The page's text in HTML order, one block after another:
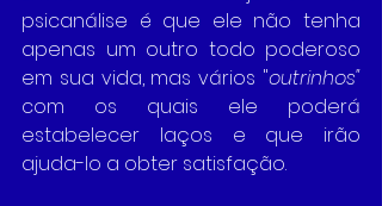
psicanálise é que ele não tenha
apenas um outro todo poderoso
em sua vida, mas vários "outrinhos"
com os quais ele poderá
estabelecer laços e que irão
ajuda-lo a obter satisfação.